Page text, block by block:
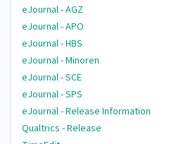
eJournal - AGZ
eJournal - APO
eJournal - HBS
eJournal - Minoren
eJournal - SCE
eJournal - SPS
eJournal - Release Information
Qualtrics - Release